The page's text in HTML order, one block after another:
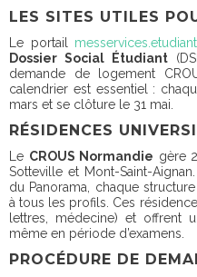
LES SITES UTILES
Le portail
Dossier Social Étudiant
demande de logement
calendrier est essentiel :
mars et se clôture le 31 mai.
RÉSIDENCES
Le CROUS Normandie gère
Sotteville et Mont-Saint-
du Panorama, chaque
à tous les profils. Ces
lettres, médecine) et offrent
même en période d’examens.
PROCÉDURE DE